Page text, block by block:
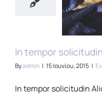
In tempor solicitudin
Byadmin | 15 Ιουνίου, 2015 |
In tempor solicitudin